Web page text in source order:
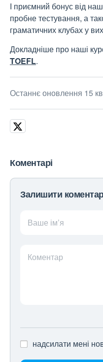
І приємний бонус від
пробне тестування, а
граматичних клубах у
Докладніше про наші
TOEFL.
Останнє оновлення 15
Коментарі
Залишити
Ваше ім’я
Коментар
надсилати мені